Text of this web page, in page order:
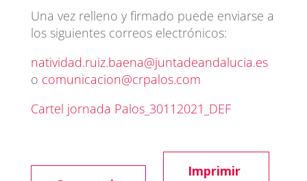
Una vez relleno y firmado puede enviarse a
los siguientes correos electrónicos:
natividad.ruiz.baena@juntadeandalucia.es
o comunicacion@crpalos.com
Cartel jornada Palos_30112021_DEF
Imprimir